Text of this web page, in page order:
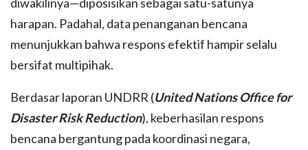
harapan. Padahal, data penanganan bencana
menunjukkan bahwa respons efektif hampir selalu
bersifat multipihak.
Berdasar laporan UNDRR (United Nations Office for
Disaster Risk Reduction), keberhasilan respons
bencana bergantung pada koordinasi negara,